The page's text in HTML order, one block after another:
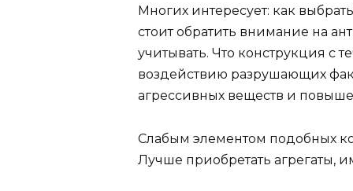
Многих интересует: как
стоит обратить внимание на
учитывать. Что конструкция с
воздействию разрушающих
агрессивных веществ и
Слабым элементом подобных
Лучше приобретать